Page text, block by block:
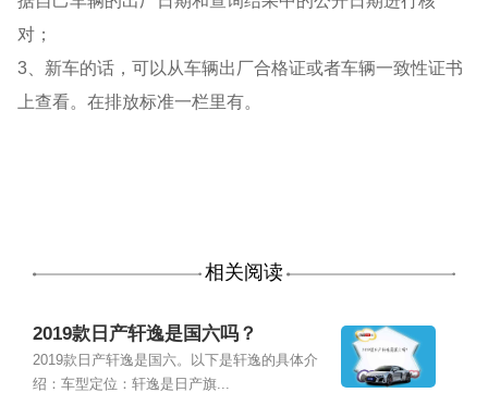
对；
3、新车的话，可以从车辆出厂合格证或者车辆一致性证书
上查看。在排放标准一栏里有。
相关阅读
2019款日产轩逸是国六吗？
2019款日产轩逸是国六。以下是轩逸的具体介
绍：车型定位：轩逸是日产旗...